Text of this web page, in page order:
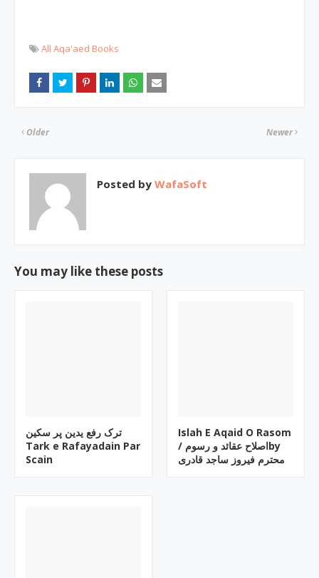
All Aqa'aed Books
Newer
Older
Posted by WafaSoft
You may like these posts
ترک رفع یدین پر سکین
Tark e Rafayadain Par
Scain
Islah E Aqaid O Rasom
/ اصلاح عقائد و رسومby
محترم فیروز ساجد قادری